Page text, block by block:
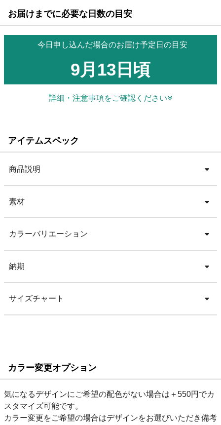
お届けまでに必要な日数の目安
今日申し込んだ場合のお届け予定日の目安
9月13日頃
詳細・注意事項をご確認ください
アイテムスペック
商品説明
素材
カラーバリエーション
納期
サイズチャート
カラー変更オプション
気になるデザインにご希望の配色がない場合は＋550円でカ
スタマイズ可能です。
カラー変更をご希望の場合はデザインをお選びいただき備考